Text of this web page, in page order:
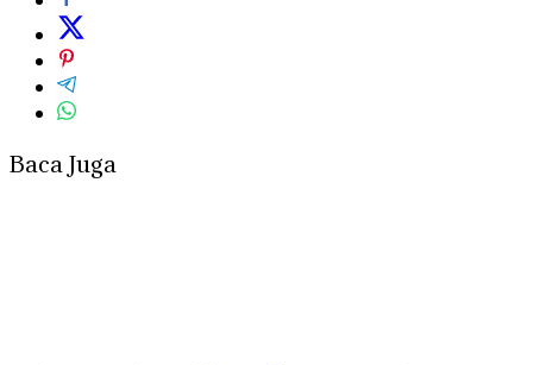
Baca Juga